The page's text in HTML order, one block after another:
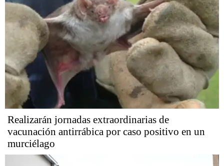
Realizarán jornadas extraordinarias de
vacunación antirrábica por caso positivo en un
murciélago